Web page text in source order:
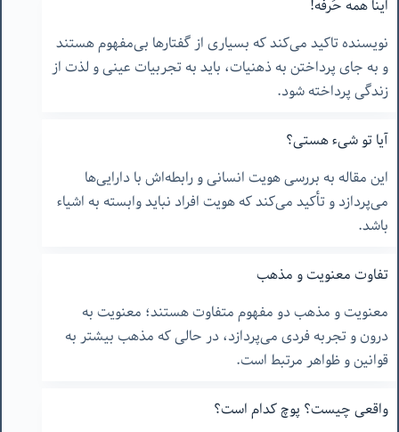
اینا همه حَرفه!
نویسنده تاکید می‌کند که بسیاری از گفتارها بی‌مفهوم هستند
و به جای پرداختن به ذهنیات، باید به تجربیات عینی و لذت از
زندگی پرداخته شود.
آیا تو شیء هستی؟
این مقاله به بررسی هویت انسانی و رابطه‌اش با دارایی‌ها
می‌پردازد و تأکید می‌کند که هویت افراد نباید وابسته به اشیاء
باشد.
تفاوت معنویت و مذهب
معنویت و مذهب دو مفهوم متفاوت هستند؛ معنویت به
درون و تجربه فردی می‌پردازد، در حالی که مذهب بیشتر به
قوانین و ظواهر مرتبط است.
واقعی چیست؟ پوچ کدام است؟